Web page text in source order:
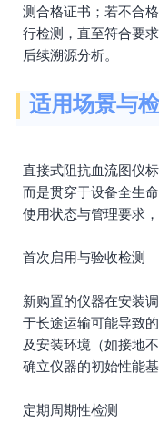
测合格证书；若不合
行检测，直至符合要
后续溯源分析。
适用场景与
直接式阻抗血流图仪
而是贯穿于设备全生
使用状态与管理要求
首次启用与验收检测
新购置的仪器在安装
于长途运输可能导致
及安装环境（如接地
确立仪器的初始性能基
定期周期性检测